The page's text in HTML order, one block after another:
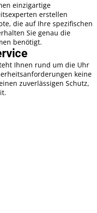
einzigartige
erstellen
die auf Ihre spezifischen
Sie genau die
benötigt.
Ihnen rund um die Uhr
keine
zuverlässigen Schutz,